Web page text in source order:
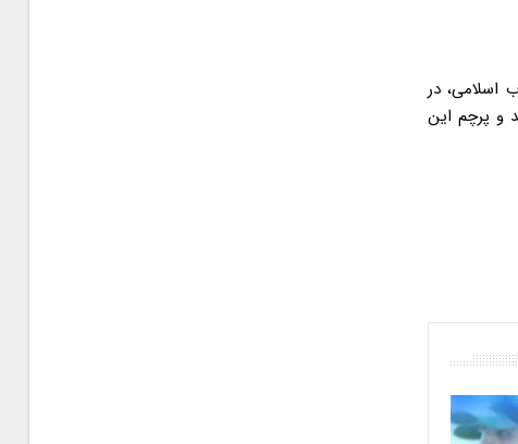
اسلامی، در
و پرچم این